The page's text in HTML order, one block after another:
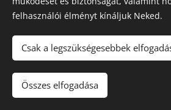
Magány, hazaköltözés: Kudarc-
- Elkerülhető-e a magány érzés?
felhasználói élményt kínáljuk Neked.
Csak a legszükségesebbek
Összes elfogadása